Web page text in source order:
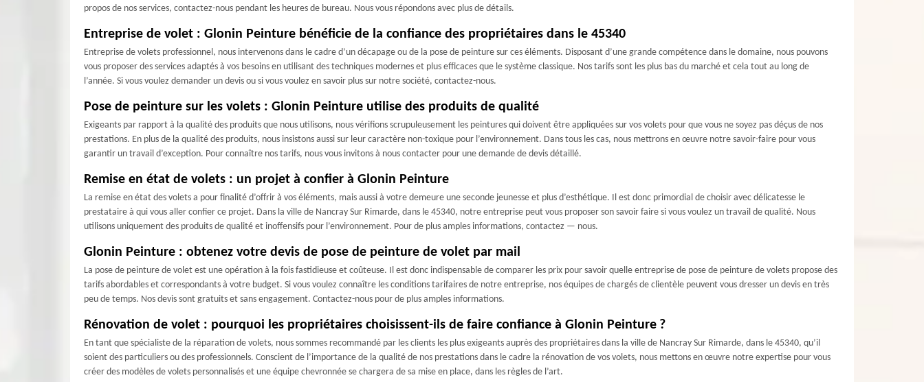
propos de nos services, contactez-nous pendant les heures de bureau. Nous vous répondons avec plus de détails.
Entreprise de volet : Glonin Peinture bénéficie de la confiance des propriétaires dans le 45340
Entreprise de volets professionnel, nous intervenons dans le cadre d’un décapage ou de la pose de peinture sur ces éléments. Disposant d’une grande compétence dans le domaine, nous pouvons
vous proposer des services adaptés à vos besoins en utilisant des techniques modernes et plus efficaces que le système classique. Nos tarifs sont les plus bas du marché et cela tout au long de
l’année. Si vous voulez demander un devis ou si vous voulez en savoir plus sur notre société, contactez-nous.
Pose de peinture sur les volets : Glonin Peinture utilise des produits de qualité
Exigeants par rapport à la qualité des produits que nous utilisons, nous vérifions scrupuleusement les peintures qui doivent être appliquées sur vos volets pour que vous ne soyez pas déçus de nos
prestations. En plus de la qualité des produits, nous insistons aussi sur leur caractère non-toxique pour l’environnement. Dans tous les cas, nous mettrons en œuvre notre savoir-faire pour vous
garantir un travail d’exception. Pour connaître nos tarifs, nous vous invitons à nous contacter pour une demande de devis détaillé.
Remise en état de volets : un projet à confier à Glonin Peinture
La remise en état des volets a pour finalité d’offrir à vos éléments, mais aussi à votre demeure une seconde jeunesse et plus d’esthétique. Il est donc primordial de choisir avec délicatesse le
prestataire à qui vous aller confier ce projet. Dans la ville de Nancray Sur Rimarde, dans le 45340, notre entreprise peut vous proposer son savoir faire si vous voulez un travail de qualité. Nous
utilisons uniquement des produits de qualité et inoffensifs pour l’environnement. Pour de plus amples informations, contactez — nous.
Glonin Peinture : obtenez votre devis de pose de peinture de volet par mail
La pose de peinture de volet est une opération à la fois fastidieuse et coûteuse. Il est donc indispensable de comparer les prix pour savoir quelle entreprise de pose de peinture de volets propose des
tarifs abordables et correspondants à votre budget. Si vous voulez connaître les conditions tarifaires de notre entreprise, nos équipes de chargés de clientèle peuvent vous dresser un devis en très
peu de temps. Nos devis sont gratuits et sans engagement. Contactez-nous pour de plus amples informations.
Rénovation de volet : pourquoi les propriétaires choisissent-ils de faire confiance à Glonin Peinture ?
En tant que spécialiste de la réparation de volets, nous sommes recommandé par les clients les plus exigeants auprès des propriétaires dans la ville de Nancray Sur Rimarde, dans le 45340, qu’il
soient des particuliers ou des professionnels. Conscient de l’importance de la qualité de nos prestations dans le cadre la rénovation de vos volets, nous mettons en œuvre notre expertise pour vous
créer des modèles de volets personnalisés et une équipe chevronnée se chargera de sa mise en place, dans les règles de l’art.